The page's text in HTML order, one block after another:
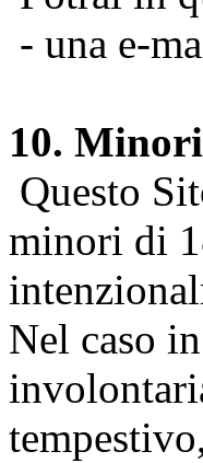
- una e-
10. Minori
Questo
minori di
Nel caso